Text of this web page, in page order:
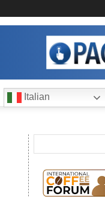
Italian